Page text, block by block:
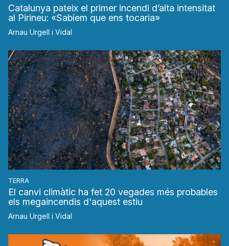
Catalunya pateix el primer incendi d’alta intensitat
al Pirineu: «Sabíem que ens tocaria»
Arnau Urgell i Vidal
TERRA
El canvi climàtic ha fet 20 vegades més probables
els megaincendis d'aquest estiu
Arnau Urgell i Vidal